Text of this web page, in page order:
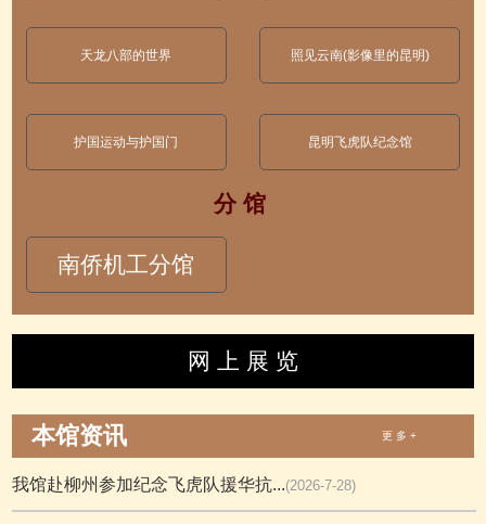
天龙八部的世界 照见云南(影像里的昆明)
护国运动与护国门 昆明飞虎队纪念馆
分 馆
南侨机工分馆
网 上 展 览
本馆资讯 更 多 +
我馆赴柳州参加纪念飞虎队援华抗...(2026-7-28)